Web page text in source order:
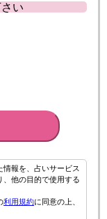
い
報を、占いサービス
、他の目的で使用する
利用規約に同意の上、